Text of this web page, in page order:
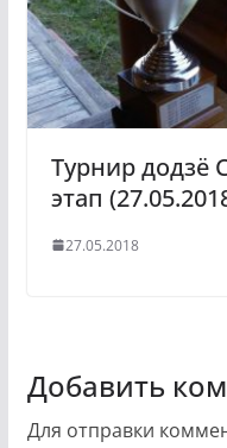
Турнир додзё
этап
27.05.2018
Добавить
Для отправки